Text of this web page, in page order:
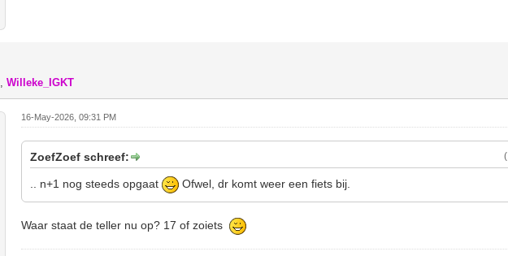
,Willeke_IGKT
16-May-2026, 09:31 PM
ZoefZoef schreef:
.. n+1 nog steeds opgaat Ofwel, dr komt weer een fiets bij.
Waar staat de teller nu op? 17 of zoiets